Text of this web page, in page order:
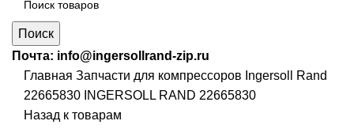
Поиск
Почта: info@ingersollrand-zip.ru
Главная Запчасти для компрессоров Ingersoll Rand
22665830 INGERSOLL RAND 22665830
Назад к товарам